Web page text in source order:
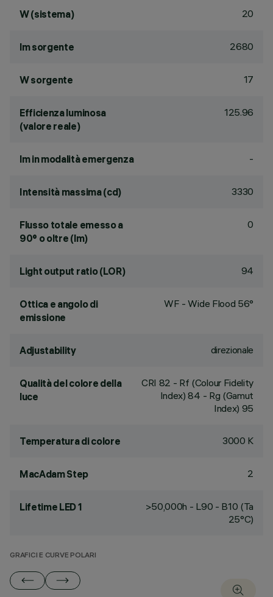
W (sistema) 20
lm sorgente 2680
W sorgente 17
Efficienza luminosa
(valore reale)
125.96
lm in modalità emergenza -
Intensità massima (cd) 3330
Flusso totale emesso a
90° o oltre (lm)
0
Light output ratio (LOR) 94
Ottica e angolo di
emissione
WF - Wide Flood 56°
Adjustability direzionale
Qualità del colore della
luce
CRI 82 - Rf (Colour Fidelity
Index) 84 - Rg (Gamut
Index) 95
Temperatura di colore 3000 K
MacAdam Step 2
Lifetime LED 1
>50,000h - L90 - B10 (Ta
25°C)
GRAFICI E CURVE POLARI